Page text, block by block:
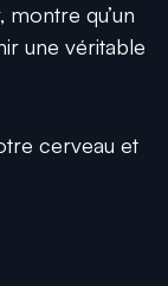
qu’un
une véritable
cerveau et